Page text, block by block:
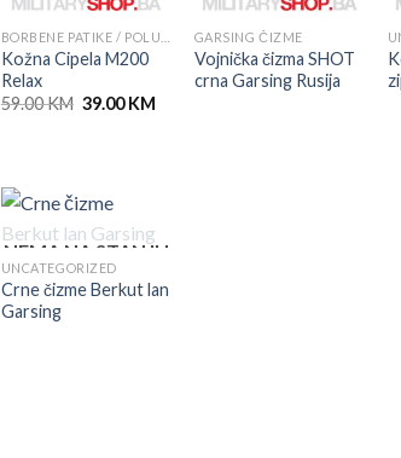
Kožna Cipela M200
Relax
59.00KM Original
39.00KM
GARSING ČIZME
Vojnička čizma SHOT
crna Garsing Rusija
NEMA NA STANJU
UNCATEGORIZED
Crne čizme Berkut lan
Garsing